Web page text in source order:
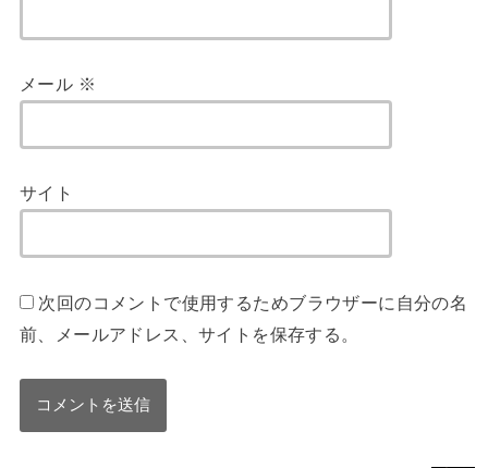
メール ※
サイト
次回のコメントで使用するためブラウザーに自分の名
前、メールアドレス、サイトを保存する。